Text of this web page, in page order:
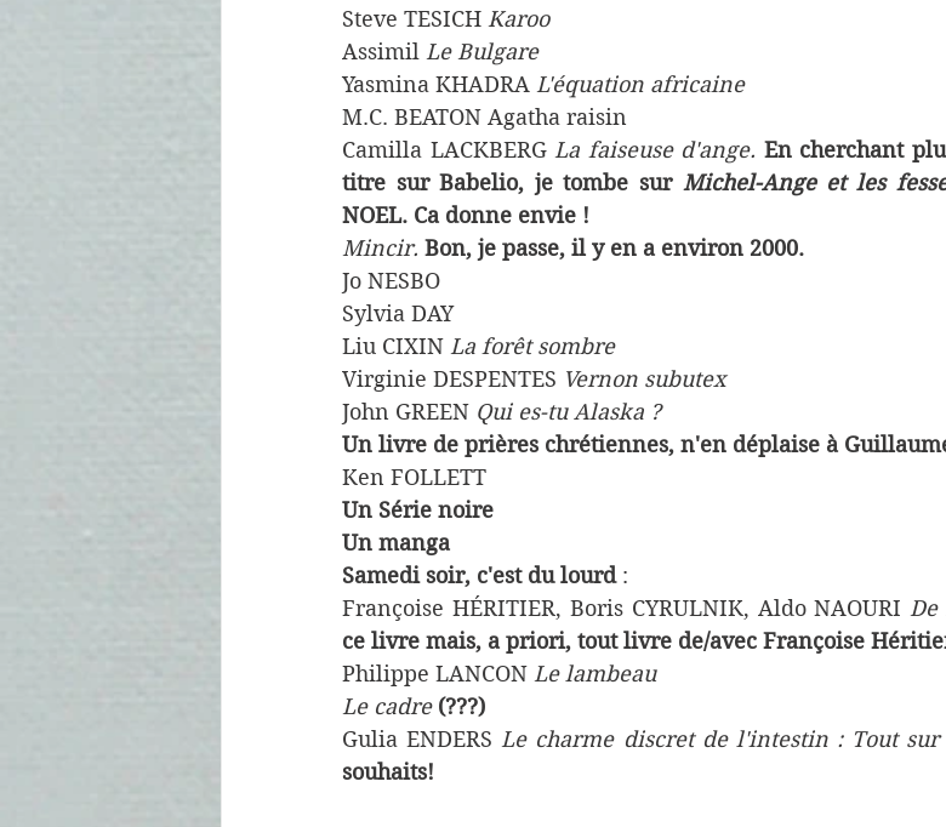
Steve TESICH Karoo
Assimil Le Bulgare
Yasmina KHADRA L'équation africaine
M.C. BEATON Agatha raisin
Camilla LACKBERG La faiseuse d'ange. En cherchant
titre sur Babelio, je tombe sur Michel-Ange et les
NOEL. Ca donne envie !
Mincir. Bon, je passe, il y en a environ 2000.
Jo NESBO
Sylvia DAY
Liu CIXIN La forêt sombre
Virginie DESPENTES Vernon subutex
John GREEN Qui es-tu Alaska ?
Un livre de prières chrétiennes, n'en déplaise à
Ken FOLLETT
Un Série noire
Un manga
Samedi soir, c'est du lourd :
Françoise HÉRITIER, Boris CYRULNIK, Aldo NAOURI
ce livre mais, a priori, tout livre de/avec Françoise
Philippe LANCON Le lambeau
Le cadre (???)
Gulia ENDERS Le charme discret de l'intestin : Tout
souhaits!